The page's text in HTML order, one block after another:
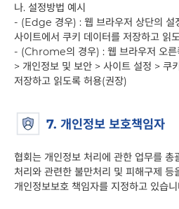
나. 설정방법 예시
- (Edge 경우) : 웹 브라우저 상단의 설
사이트에서 쿠키 데이터를 저장하고 읽
- (Chrome의 경우) : 웹 브라우저 오른
> 개인정보 및 보안 > 사이트 설정 > 쿠
저장하고 읽도록 허용(권장)
7. 개인정보 보호책임자
협회는 개인정보 처리에 관한 업무를 총
처리와 관련한 불만처리 및 피해구제 등
개인정보보호 책임자를 지정하고 있습